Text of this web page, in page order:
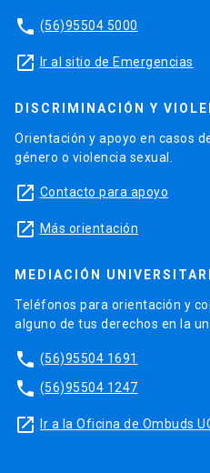
phone (56)95504 5000
launch Ir al sitio de Emergencias
DISCRIMINACIÓN Y
Orientación y apoyo en casos
género o violencia sexual.
launch Contacto para apoyo
launch Más orientación
MEDIACIÓN
Teléfonos para orientación y
alguno de tus derechos en la
phone (56)95504 1691
phone (56)95504 1247
launch Ir a la Oficina de Ombuds